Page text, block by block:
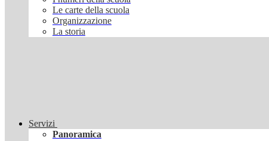
Le carte della scuola
Organizzazione
La storia
Servizi
Panoramica